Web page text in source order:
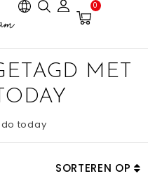
0
MET
today
SORTEREN OP